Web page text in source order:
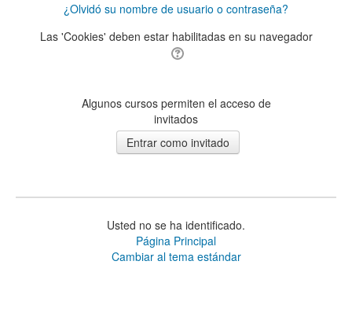
¿Olvidó su nombre de usuario o contraseña?
Las 'Cookies' deben estar habilitadas en su navegador
Algunos cursos permiten el acceso de
invitados
Usted no se ha identificado.
Página Principal
Cambiar al tema estándar